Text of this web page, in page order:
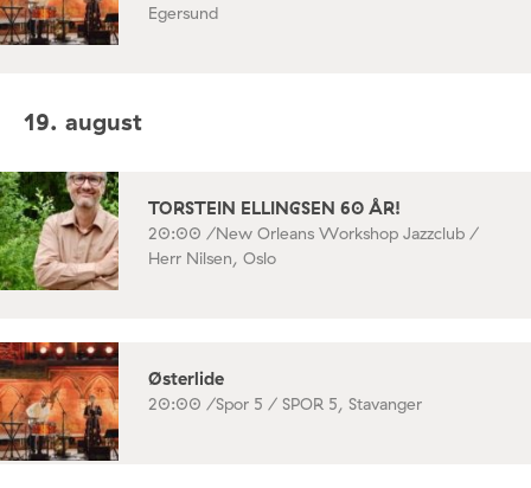
Egersund
19. august
TORSTEIN ELLINGSEN 60 ÅR!
20:00 /New Orleans Workshop Jazzclub /
Herr Nilsen, Oslo
Østerlide
20:00 /Spor 5 / SPOR 5, Stavanger